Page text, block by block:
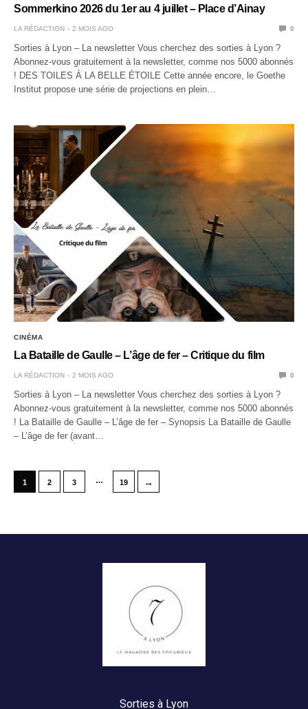
Sommerkino 2026 du 1er au 4 juillet – Place d’Ainay
LA RÉDACTION 2 MOIS AGO 0
Sorties à Lyon – La newsletter Vous cherchez des sorties à Lyon ?
Abonnez-vous gratuitement à la newsletter, comme nos 5000 abonnés
! DES TOILES À LA BELLE ÉTOILE Cette année encore, le Goethe
Institut propose une série de projections en plein…
CINÉMA
La Bataille de Gaulle – L’âge de fer – Critique du film
LA RÉDACTION 2 MOIS AGO 0
Sorties à Lyon – La newsletter Vous cherchez des sorties à Lyon ?
Abonnez-vous gratuitement à la newsletter, comme nos 5000 abonnés
! La Bataille de Gaulle – L’âge de fer – Synopsis La Bataille de Gaulle
– L’âge de fer (avant…
1 2 3 … 19 →
Sorties à Lyon